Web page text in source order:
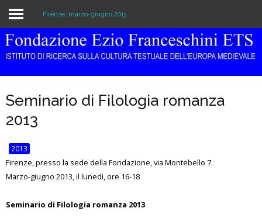
Home
Biblioteca e Archivio
Pubblicazioni
Formazione
Eventi
Firenze, marzo-giugno 2013
Seminario di Filologia romanza
2013
2013
Firenze, presso la sede della Fondazione, via Montebello 7.
Marzo-giugno 2013, il lunedì, ore 16-18
Seminario di Filologia romanza 2013